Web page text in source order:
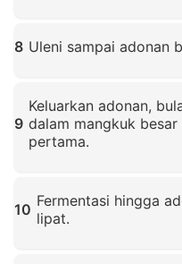
8 Uleni sampai adonan
9
Keluarkan adonan,
dalam mangkuk
pertama.
10 Fermentasi hingga
lipat.